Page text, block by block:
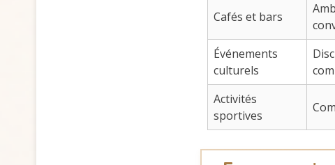
Cafés et bars
Événements
culturels
Activités
sportives